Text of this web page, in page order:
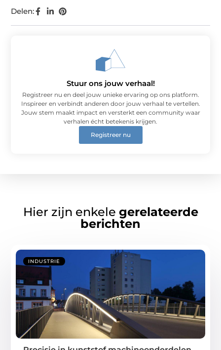
Delen:
Stuur ons jouw verhaal!
Registreer nu en deel jouw unieke ervaring op ons platform.
Inspireer en verbindt anderen door jouw verhaal te vertellen.
Jouw stem maakt impact en versterkt een community waar
verhalen écht betekenis krijgen.
Registreer nu
Hier zijn enkele gerelateerde
berichten
INDUSTRIE